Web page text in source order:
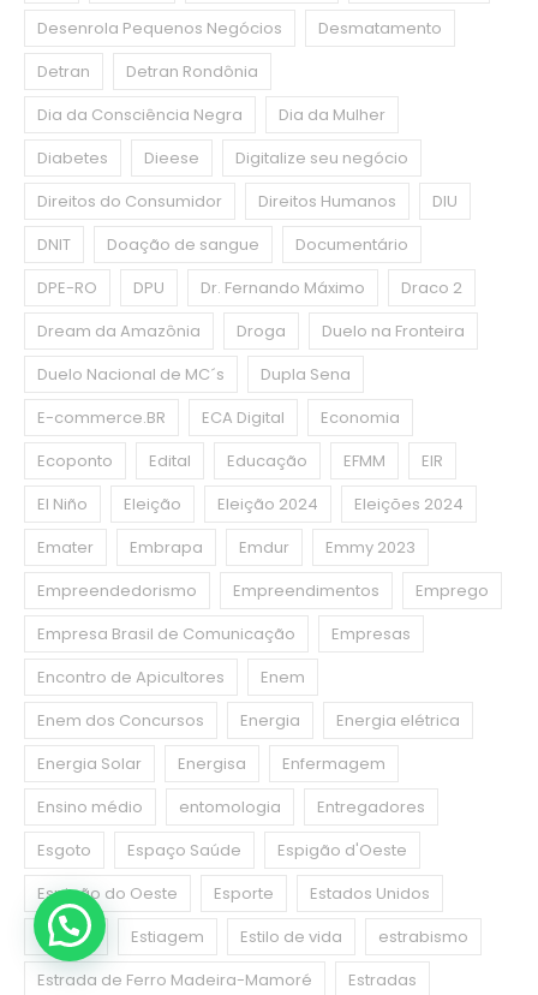
Desenrola Pequenos Negócios
Desmatamento
Detran
Detran Rondônia
Dia da Consciência Negra
Dia da Mulher
Diabetes
Dieese
Digitalize seu negócio
Direitos do Consumidor
Direitos Humanos
DIU
DNIT
Doação de sangue
Documentário
DPE-RO
DPU Dr. Fernando Máximo
Draco 2
Dream da Amazônia
Droga
Duelo na Fronteira
Duelo Nacional de MC´s
Dupla Sena
E-commerce.BR
ECA Digital
Economia
Ecoponto
Edital Educação EFMM
EIR
El Niño
Eleição Eleição 2024
Eleições 2024
Emater
Embrapa Emdur
Emmy 2023
Empreendedorismo
Empreendimentos
Emprego
Empresa Brasil de Comunicação
Empresas
Encontro de Apicultores
Enem
Enem dos Concursos
Energia
Energia elétrica
Energia Solar
Energisa
Enfermagem
Ensino médio
entomologia
Entregadores
Esgoto
Espaço Saúde
Espigão d'Oeste
Espigão do Oeste
Esporte
Estados Unidos
Estágio
Estiagem Estilo de vida
estrabismo
Estrada de Ferro Madeira-Mamoré
Estradas